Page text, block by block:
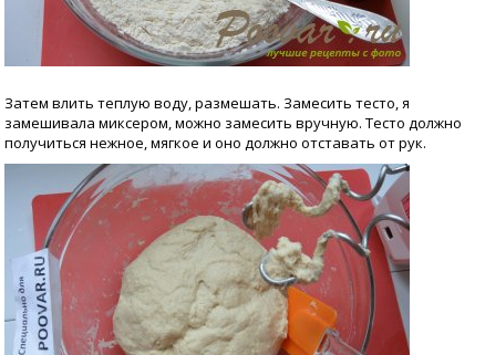
Затем влить теплую воду, размешать. Замесить тесто, я
замешивала миксером, можно замесить вручную. Тесто должно
получиться нежное, мягкое и оно должно отставать от рук.